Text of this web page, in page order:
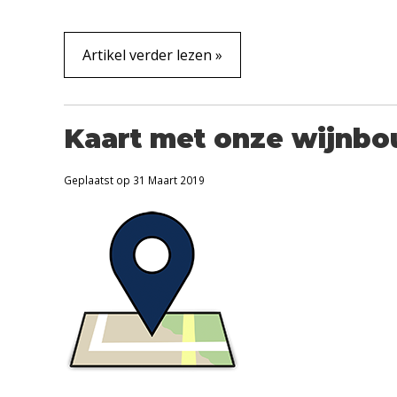
Artikel verder lezen »
Kaart met onze
Geplaatst op 31 Maart 2019